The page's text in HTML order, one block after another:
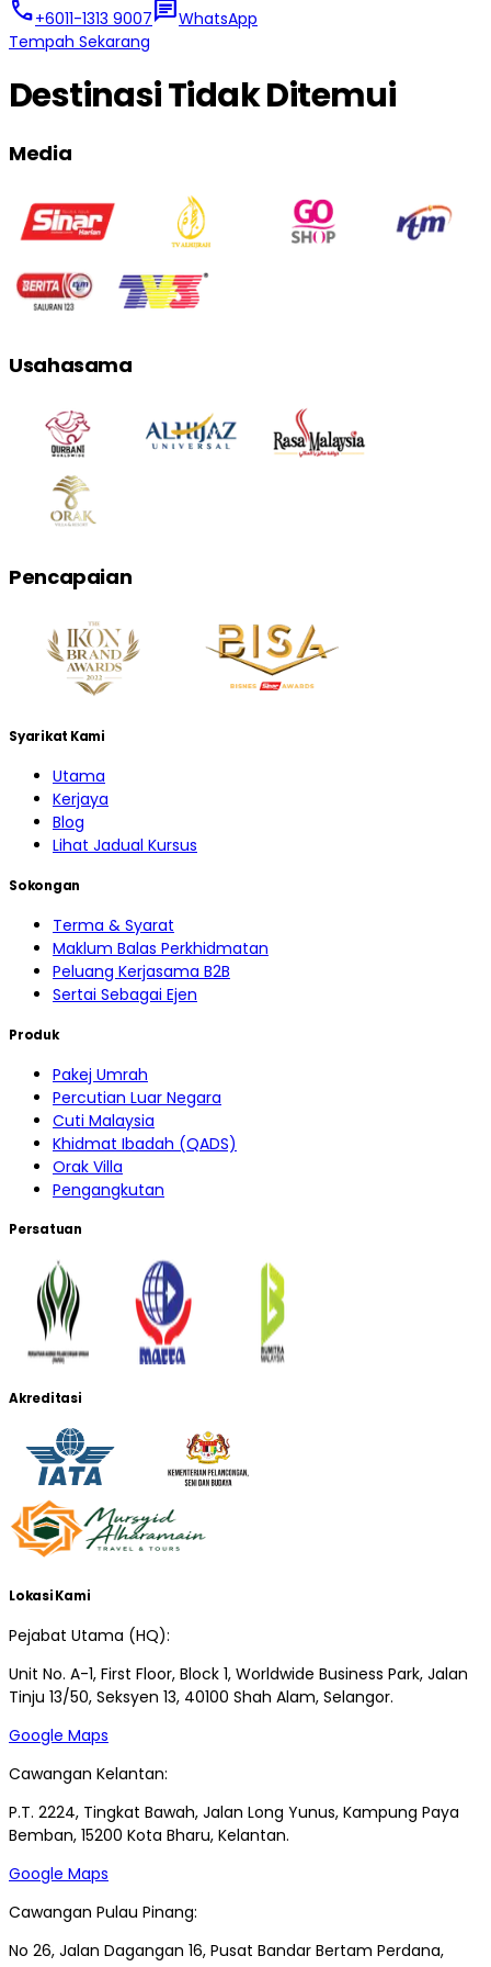
call+6011-1313 9007chatWhatsApp
Tempah Sekarang
Destinasi Tidak Ditemui
Media
Usahasama
Pencapaian
Syarikat Kami
Utama
Kerjaya
Blog
Lihat Jadual Kursus
Sokongan
Terma & Syarat
Maklum Balas Perkhidmatan
Peluang Kerjasama B2B
Sertai Sebagai Ejen
Produk
Pakej Umrah
Percutian Luar Negara
Cuti Malaysia
Khidmat Ibadah (QADS)
Orak Villa
Pengangkutan
Persatuan
Akreditasi
Lokasi Kami
Pejabat Utama (HQ):
Unit No. A-1, First Floor, Block 1, Worldwide Business Park, Jalan
Tinju 13/50, Seksyen 13, 40100 Shah Alam, Selangor.
Google Maps
Cawangan Kelantan:
P.T. 2224, Tingkat Bawah, Jalan Long Yunus, Kampung Paya
Bemban, 15200 Kota Bharu, Kelantan.
Google Maps
Cawangan Pulau Pinang:
No 26, Jalan Dagangan 16, Pusat Bandar Bertam Perdana,